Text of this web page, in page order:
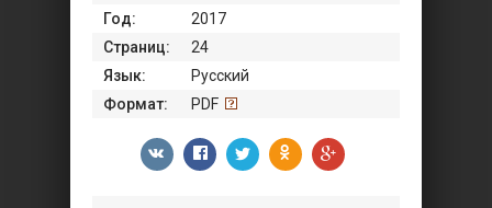
Год:
2017
Страниц:
24
Язык:
Русский
Формат:
PDF